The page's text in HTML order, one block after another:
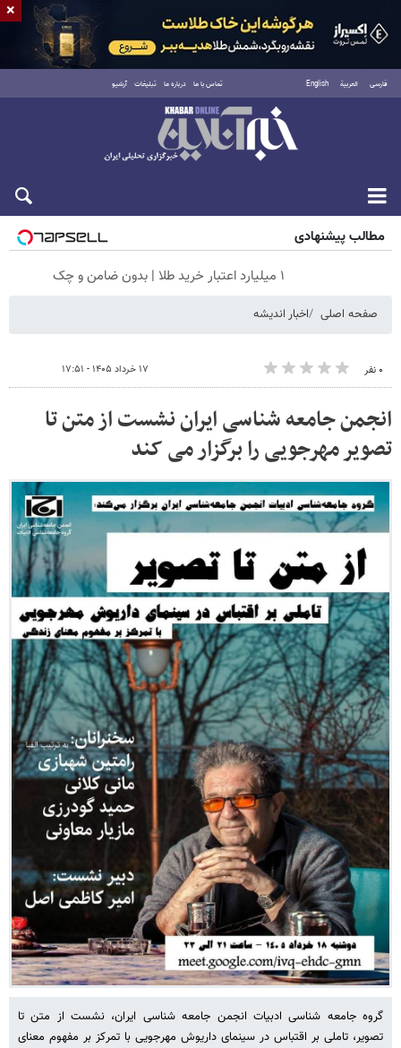
فارسی العربية English تماس با ما درباره ما تبلیغات آرشیو
شنبه ۱۷ مرداد ۱۴۰۵
مطالب پیشنهادی
۱ میلیارد اعتبار خرید طلا | بدون ضامن و چک
صفحه اصلی اخبار اندیشه
۰ نفر ۱۷ خرداد ۱۴۰۵ - ۱۷:۵۱
انجمن جامعه شناسی ایران نشست از متن تا
تصویر مهرجویی را برگزار می کند
گروه جامعه شناسی ادبیات انجمن جامعه شناسی ایران، نشست از متن تا
تصویر، تاملی بر اقتباس در سینمای داریوش مهرجویی با تمرکز بر مفهوم معنای
×